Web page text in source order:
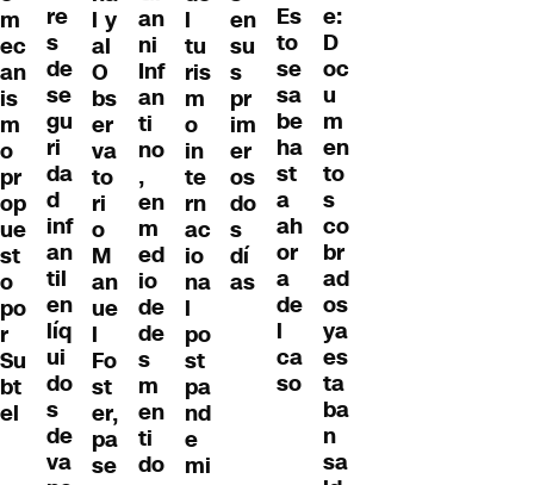
m
ec
an
is
m
o
pr
op
ue
st
o
po
r
Su
bt
el
re
s
de
se
gu
ri
da
d
inf
an
til
en
líq
ui
do
s
de
va
l y
al
O
bs
er
va
to
ri
o
M
an
ue
l
Fo
st
er,
pa
se
an
ni
Inf
an
ti
no
,
en
m
ed
io
de
de
s
m
en
ti
do
l
tu
ris
m
o
in
te
rn
ac
io
na
l
po
st
pa
nd
e
mi
en
su
s
pr
im
er
os
do
s
dí
as
Es
to
se
sa
be
ha
st
a
ah
or
a
de
l
ca
so
e:
D
oc
u
m
en
to
s
co
br
ad
os
ya
es
ta
ba
n
sa